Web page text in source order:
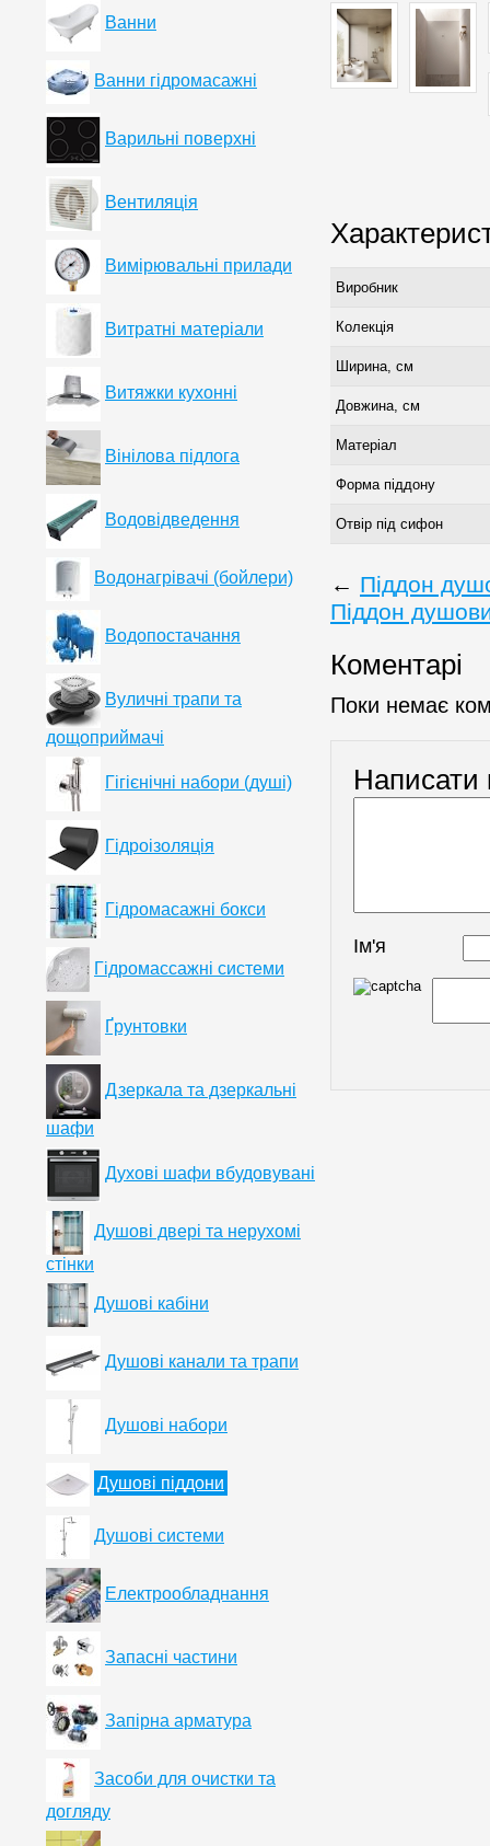
Виробник
Колекція
Ширина, см
Довжина, см
Матеріал
Форма піддону
Отвір під сифон
← Піддон
Піддон
Коментарі
Поки немає
Написати
Ім'я
Ванни
Ванни гідромасажні
Варильні поверхні
Вентиляція
Вимірювальні прилади
Витратні матеріали
Витяжки кухонні
Вінілова підлога
Водовідведення
Водонагрівачі (бойлери)
Водопостачання
Вуличні трапи та
дощоприймачі
Гігієнічні набори (душі)
Гідроізоляція
Гідромасажні бокси
Гідромассажні системи
Ґрунтовки
Дзеркала та дзеркальні
шафи
Духові шафи вбудовувані
Душові двері та нерухомі
стінки
Душові кабіни
Душові канали та трапи
Душові набори
Душові піддони
Душові системи
Електрообладнання
Запасні частини
Запірна арматура
Засоби для очистки та
догляду